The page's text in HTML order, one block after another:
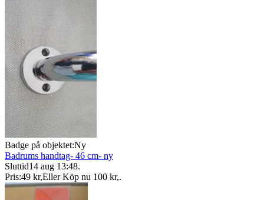
Badge på objektet:Ny
Badrums handtag- 46 cm- ny
Sluttid14 aug 13:48.
Pris:49 kr,Eller Köp nu 100 kr,.